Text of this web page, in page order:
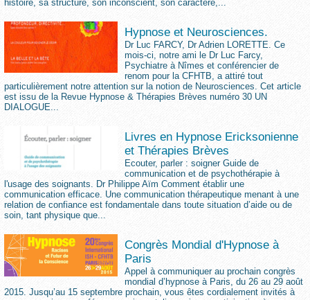
histoire, sa structure, son inconscient, son caractère,...
Hypnose et Neurosciences.
Dr Luc FARCY, Dr Adrien LORETTE. Ce
mois-ci, notre ami le Dr Luc Farcy,
Psychiatre à Nîmes et conférencier de
renom pour la CFHTB, a attiré tout
particulièrement notre attention sur la notion de Neurosciences. Cet article
est issu de la Revue Hypnose & Thérapies Brèves numéro 30 UN
DIALOGUE...
Livres en Hypnose Ericksonienne
et Thérapies Brèves
Ecouter, parler : soigner Guide de
communication et de psychothérapie à
l'usage des soignants. Dr Philippe Aïm Comment établir une
communication efficace. Une communication thérapeutique menant à une
relation de confiance est fondamentale dans toute situation d’aide ou de
soin, tant physique que...
Congrès Mondial d'Hypnose à
Paris
Appel à communiquer au prochain congrès
mondial d’hypnose à Paris, du 26 au 29 août
2015. Jusqu’au 15 septembre prochain, vous êtes cordialement invités à